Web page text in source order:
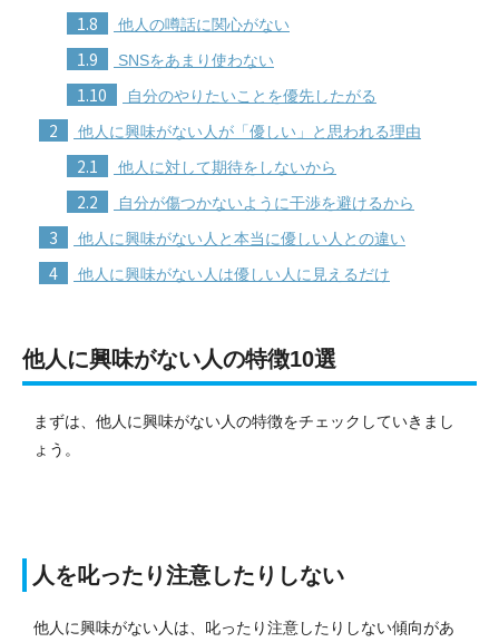
1.8 他人の噂話に関心がない
1.9 SNSをあまり使わない
1.10 自分のやりたいことを優先したがる
2 他人に興味がない人が「優しい」と思われる理由
2.1 他人に対して期待をしないから
2.2 自分が傷つかないように干渉を避けるから
3 他人に興味がない人と本当に優しい人との違い
4 他人に興味がない人は優しい人に見えるだけ
他人に興味がない人の特徴10選
まずは、他人に興味がない人の特徴をチェックしていきまし
ょう。
人を叱ったり注意したりしない
他人に興味がない人は、叱ったり注意したりしない傾向があ